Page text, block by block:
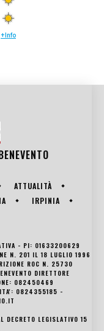
ATTUALITÀ
IRPINIA
- PI: 01633200629
N. 201 IL 18 LUGLIO 1996
ROC N. 25730
DIRETTORE
082450469
0824355185 -
DECRETO LEGISLATIVO 15